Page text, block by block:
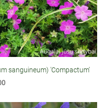
sanguineum) 'Compactum'